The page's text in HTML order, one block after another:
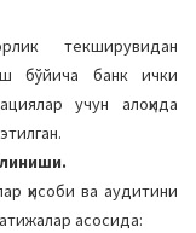
текширувидан
бўйича банк ички
учун алоҳида
ҳисоби ва аудитини
асосида: